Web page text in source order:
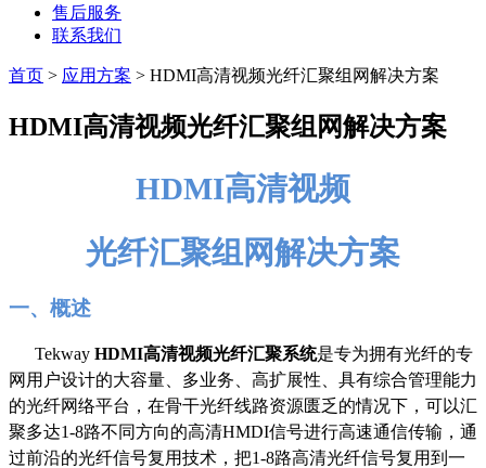
售后服务
联系我们
首页 > 应用方案 > HDMI高清视频光纤汇聚组网解决方案
HDMI高清视频光纤汇聚组网解决方案
HDMI高清视频
光纤汇聚组网解决方案
一、概述
Tekway HDMI高清视频光纤汇聚系统是专为拥有光纤的专
网用户设计的大容量、多业务、高扩展性、具有综合管理能力
的光纤网络平台，在骨干光纤线路资源匮乏的情况下，可以汇
聚多达1-8路不同方向的高清HMDI信号进行高速通信传输，通
过前沿的光纤信号复用技术，把1-8路高清光纤信号复用到一